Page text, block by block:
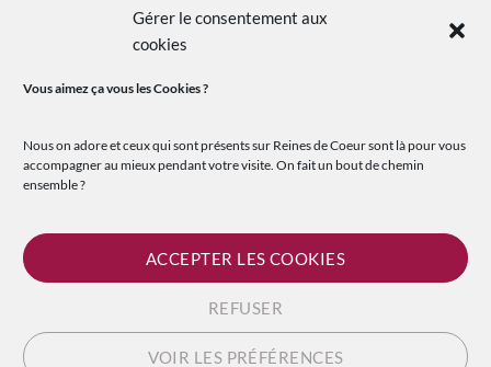
Gérer le consentement aux
cookies
Vous aimez ça vous lesCookies ?
Nous on adore et ceux qui sont présents sur Reines de Coeur sont là pour vous
accompagner au mieux pendant votre visite. On fait un bout de chemin
ensemble ?
ACCEPTER LES COOKIES
REFUSER
VOIR LES PRÉFÉRENCES
ÊTRE PUBLIÉE CHEZ REINES DE COEUR
Vous êtes un.e auteur.e qui recherche une maison d’édition
ouverte où le travail et les échanges humains sont au premier
☞
PayPal